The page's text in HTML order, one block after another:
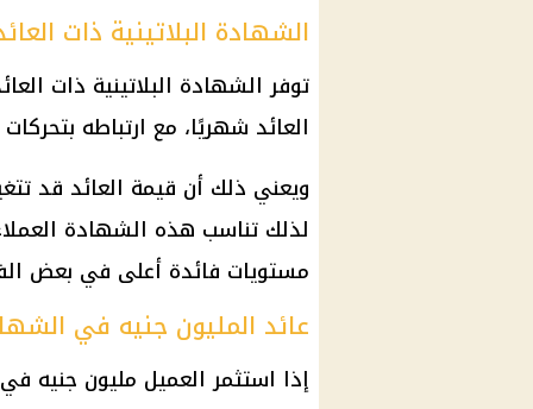
الشهادة البلاتينية ذات
العائد شهريًا، مع ارتباطه
ويعني ذلك أن قيمة العائد قد
لذلك تناسب هذه الشهادة
مستويات فائدة أعلى في بعض
عائد المليون جنيه في
إذا استثمر العميل مليون جنيه